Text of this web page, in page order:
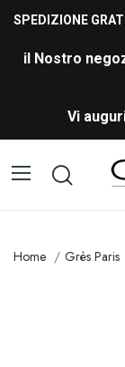
SPEDIZIONE
il Nostro
Vi
Home Grès Paris